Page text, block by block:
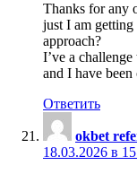
Thanks for any
just I am
approach?
I’ve a
and I have
Ответить
okbet
18.03.2026 в